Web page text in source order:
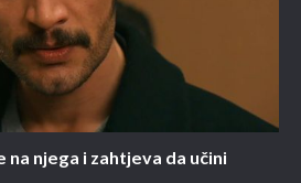
na njega i zahtjeva da učini